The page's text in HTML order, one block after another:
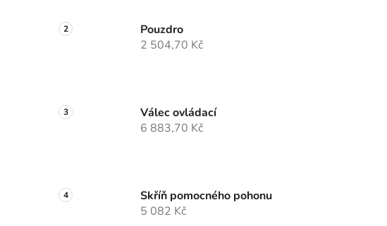
Pouzdro
2 504,70 Kč
Válec ovládací
6 883,70 Kč
Skříň pomocného pohonu
5 082 Kč